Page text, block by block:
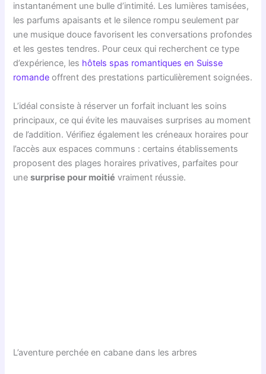
instantanément une bulle d’intimité. Les lumières tamisées,
les parfums apaisants et le silence rompu seulement par
une musique douce favorisent les conversations profondes
et les gestes tendres. Pour ceux qui recherchent ce type
d’expérience, les hôtels spas romantiques en Suisse
romande offrent des prestations particulièrement soignées.
L’idéal consiste à réserver un forfait incluant les soins
principaux, ce qui évite les mauvaises surprises au moment
de l’addition. Vérifiez également les créneaux horaires pour
l’accès aux espaces communs : certains établissements
proposent des plages horaires privatives, parfaites pour
unesurprise pour moitié vraiment réussie.
L’aventure perchée en cabane dans les arbres